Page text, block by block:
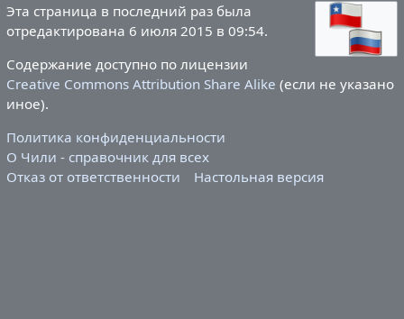
Эта страница в последний раз была
отредактирована 6 июля 2015 в 09:54.
Содержание доступно по лицензии
Creative Commons Attribution Share Alike (если не указано
иное).
Политика конфиденциальности
О Чили - справочник для всех
Отказ от ответственности
Настольная версия